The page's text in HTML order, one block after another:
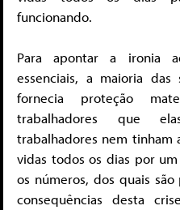
funcionando.
Para apontar a ironia
essenciais, a maioria das
fornecia proteção
trabalhadores que
trabalhadores nem tinham
vidas todos os dias por
os números, dos quais
consequências desta